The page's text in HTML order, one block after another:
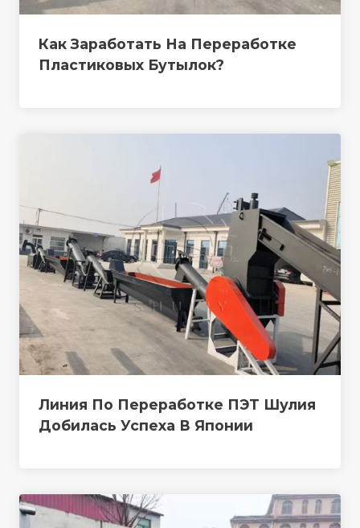
Как Заработать На Переработке
Пластиковых Бутылок?
Линия По Переработке ПЭТ Шулия
Добилась Успеха В Японии